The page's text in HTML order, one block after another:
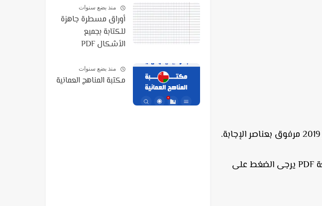
لتحميل نموذج امتحان امتحانات التعليم بالتعاقد سلك ابتدائي جميع المواد 2019 بصيغة PDF يرجى الضغط على
PDFمنذ بضع سنوات
أوراق مسطرة جاهزة
للكتابة بجميع
الأشكال PDF
منذ بضع سنوات
مكتبة المناهج العمانية